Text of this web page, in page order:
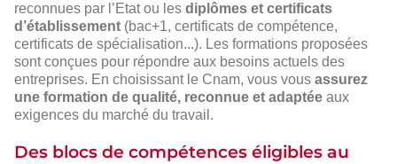
reconnues par l’Etat ou les diplômes et certificats
d’établissement (bac+1, certificats de compétence,
certificats de spécialisation...). Les formations proposées
sont conçues pour répondre aux besoins actuels des
entreprises. En choisissant le Cnam, vous vous assurez
une formation de qualité, reconnue et adaptée aux
exigences du marché du travail.
Des blocs de compétences éligibles au